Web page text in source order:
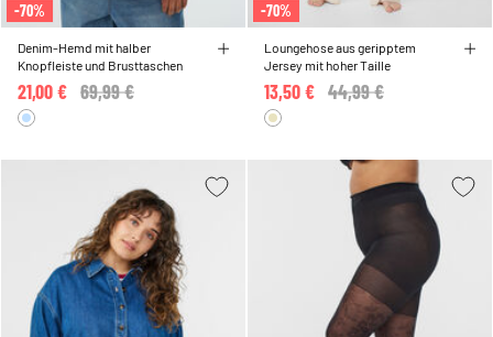
-70%
Denim-Hemd mit halber
Knopfleiste und Brusttaschen
Price reduced from
69,99 €
21,00 €
-70%
Loungehose aus geripptem
Jersey mit hoher Taille
Price reduced from
44,99 €
13,50 €